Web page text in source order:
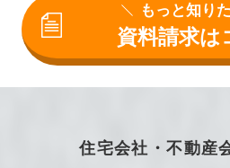
もっと知り
資料請求は
住宅会社・不動産